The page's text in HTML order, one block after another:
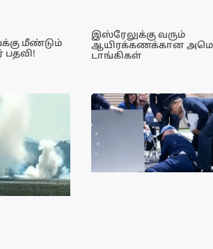
மீண்டும்
பதவி!
இஸ்ரேலுக்கு வரும்
ஆயிரக்கணக்கான
டாங்கிகள்